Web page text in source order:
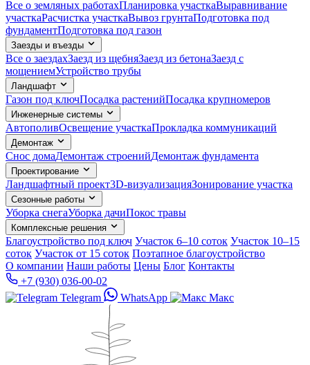
Все о земляных работахПланировка участкаВыравнивание
участкаРасчистка участкаВывоз грунтаПодготовка под
фундаментПодготовка под газон
Заезды и въезды
Все о заездахЗаезд из щебняЗаезд из бетонаЗаезд с
мощениемУстройство трубы
Ландшафт
Газон под ключПосадка растенийПосадка крупномеров
Инженерные системы
АвтополивОсвещение участкаПрокладка коммуникаций
Демонтаж
Снос домаДемонтаж строенийДемонтаж фундамента
Проектирование
Ландшафтный проект3D-визуализацияЗонирование участка
Сезонные работы
Уборка снегаУборка дачиПокос травы
Комплексные решения
Благоустройство под ключ Участок 6–10 соток Участок 10–15
соток Участок от 15 соток Поэтапное благоустройство
О компании Наши работы Цены Блог Контакты
+7 (930) 036-00-02
Telegram
WhatsApp Макс